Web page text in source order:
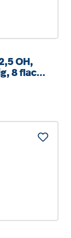
OH,
8 flache